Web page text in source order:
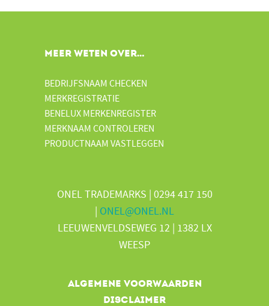
MEER WETEN OVER…
BEDRIJFSNAAM CHECKEN
MERKREGISTRATIE
BENELUX MERKENREGISTER
MERKNAAM CONTROLEREN
PRODUCTNAAM VASTLEGGEN
ONEL TRADEMARKS | 0294 417 150
| ONEL@ONEL.NL
LEEUWENVELDSEWEG 12 | 1382 LX
WEESP
Algemene voorwaarden
Disclaimer